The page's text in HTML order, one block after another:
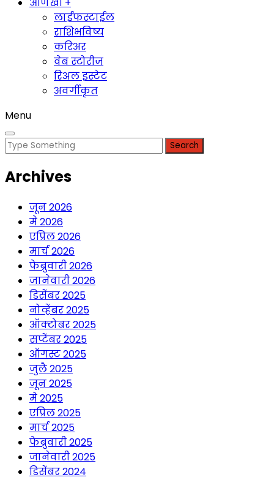
लाईफस्टाईल
राशिभविष्य
करिअर
वेब स्टोरीज
रिअल इस्टेट
अवर्गीकृत
Menu
Search
Archives
जून 2026
मे 2026
एप्रिल 2026
मार्च 2026
फेब्रुवारी 2026
जानेवारी 2026
डिसेंबर 2025
नोव्हेंबर 2025
ऑक्टोबर 2025
सप्टेंबर 2025
ऑगस्ट 2025
जुलै 2025
जून 2025
मे 2025
एप्रिल 2025
मार्च 2025
फेब्रुवारी 2025
जानेवारी 2025
डिसेंबर 2024